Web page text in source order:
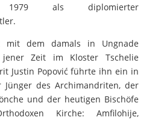
als diplomierter
mit dem damals in Ungnade
Zeit im Kloster Tschelie
Justin Popović führte ihn ein in
des Archimandriten, der
und der heutigen Bischöfe
Kirche: Amfilohije,